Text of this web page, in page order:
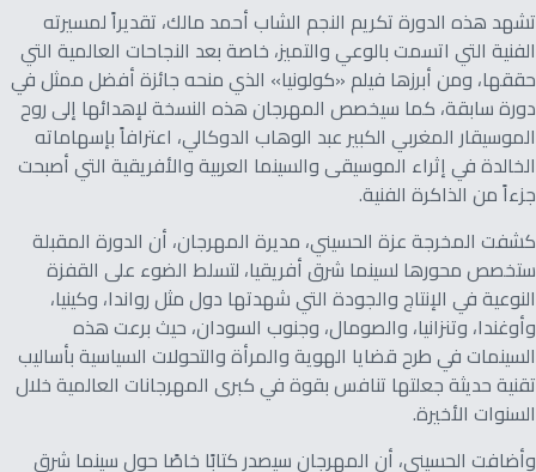
تشهد هذه الدورة تكريم النجم الشاب أحمد مالك، تقديراً لمسيرته
الفنية التي اتسمت بالوعي والتميز، خاصة بعد النجاحات العالمية التي
حققها، ومن أبرزها فيلم «كولونيا» الذي منحه جائزة أفضل ممثل في
دورة سابقة، كما سيخصص المهرجان هذه النسخة لإهدائها إلى روح
الموسيقار المغربي الكبير عبد الوهاب الدوكالي، اعترافاً بإسهاماته
الخالدة في إثراء الموسيقى والسينما العربية والأفريقية التي أصبحت
جزءاً من الذاكرة الفنية.
كشفت المخرجة عزة الحسيني، مديرة المهرجان، أن الدورة المقبلة
ستخصص محورها لسينما شرق أفريقيا، لتسلط الضوء على القفزة
النوعية في الإنتاج والجودة التي شهدتها دول مثل رواندا، وكينيا،
وأوغندا، وتنزانيا، والصومال، وجنوب السودان، حيث برعت هذه
السينمات في طرح قضايا الهوية والمرأة والتحولات السياسية بأساليب
تقنية حديثة جعلتها تنافس بقوة في كبرى المهرجانات العالمية خلال
السنوات الأخيرة.
وأضافت الحسيني، أن المهرجان سيصدر كتابًا خاصًا حول سينما شرق